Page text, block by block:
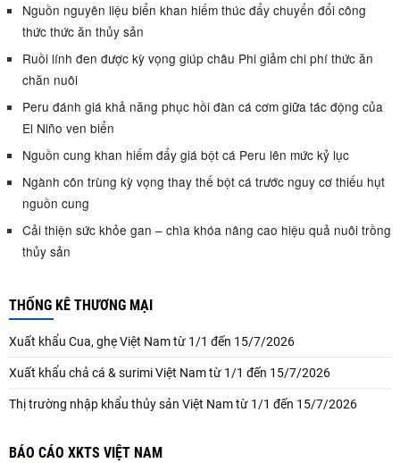
Nguồn nguyên liệu biển khan hiếm thúc đẩy chuyển đổi công
thức thức ăn thủy sản
Ruồi lính đen được kỳ vọng giúp châu Phi giảm chi phí thức ăn
chăn nuôi
Peru đánh giá khả năng phục hồi đàn cá cơm giữa tác động của
El Niño ven biển
Nguồn cung khan hiếm đẩy giá bột cá Peru lên mức kỷ lục
Ngành côn trùng kỳ vọng thay thế bột cá trước nguy cơ thiếu hụt
nguồn cung
Cải thiện sức khỏe gan – chìa khóa nâng cao hiệu quả nuôi trồng
thủy sản
THỐNG KÊ THƯƠNG MẠI
Xuất khẩu Cua, ghẹ Việt Nam từ 1/1 đến 15/7/2026
Xuất khẩu chả cá & surimi Việt Nam từ 1/1 đến 15/7/2026
Thị trường nhập khẩu thủy sản Việt Nam từ 1/1 đến 15/7/2026
BÁO CÁO XKTS VIỆT NAM